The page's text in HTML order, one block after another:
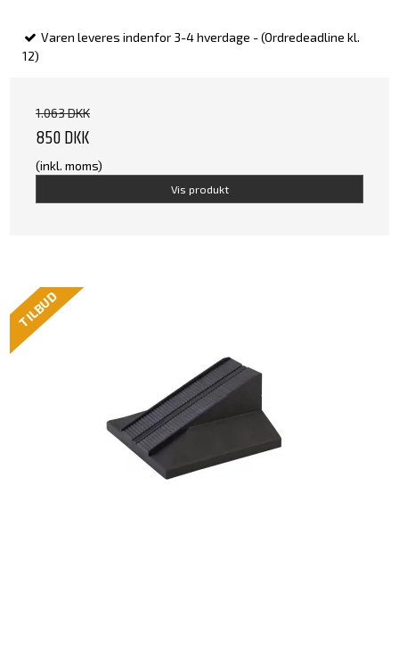
Varen leveres indenfor 3-4 hverdage - (Ordredeadline kl.
12)
1.063 DKK
850 DKK
(inkl. moms)
Vis produkt
TILBUD